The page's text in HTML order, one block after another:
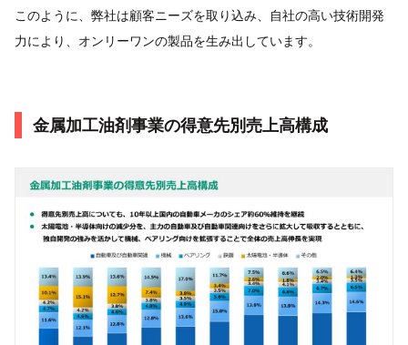
このように、弊社は顧客ニーズを取り込み、自社の高い技術開発
力により、オンリーワンの製品を生み出しています。
金属加工油剤事業の得意先別売上高構成